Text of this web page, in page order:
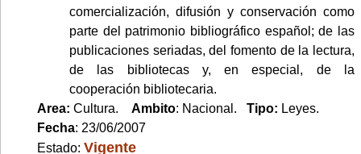
comercialización, difusión y conservación como
parte del patrimonio bibliográfico español; de las
publicaciones seriadas, del fomento de la lectura,
de las bibliotecas y, en especial, de la
cooperación bibliotecaria.
Area: Cultura. Ambito: Nacional. Tipo: Leyes.
Fecha: 23/06/2007
Estado: Vigente